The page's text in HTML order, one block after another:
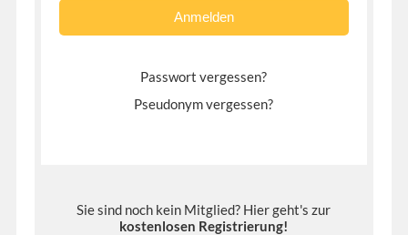
Passwort vergessen?
Pseudonym vergessen?
Sie sind noch kein Mitglied? Hier geht's zur
kostenlosen Registrierung!